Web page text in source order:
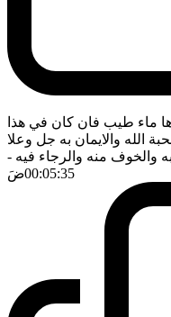
ماء طيب فان كان في هذا
الله والايمان به جل وعلا
والخوف منه والرجاء فيه -
00:05:35ضَ